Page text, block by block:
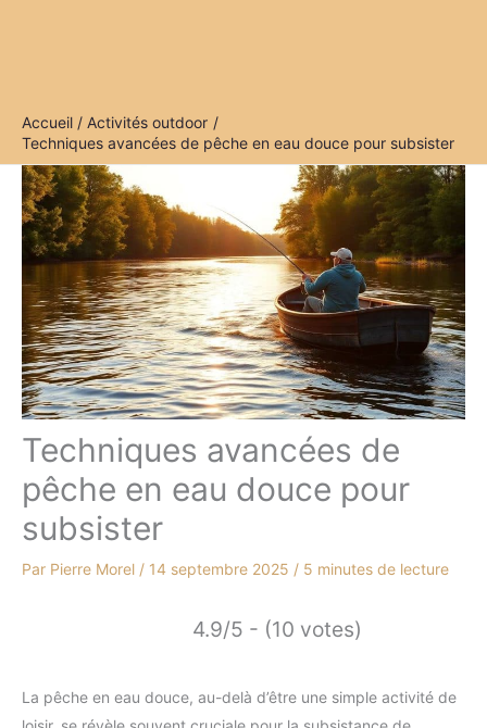
Accueil
Activités outdoor
Techniques avancées de pêche en eau douce pour subsister
Techniques avancées de
pêche en eau douce pour
subsister
Par Pierre Morel / 14 septembre 2025 / 5 minutes de lecture
4.9/5 - (10 votes)
La pêche en eau douce, au-delà d’être une simple activité de